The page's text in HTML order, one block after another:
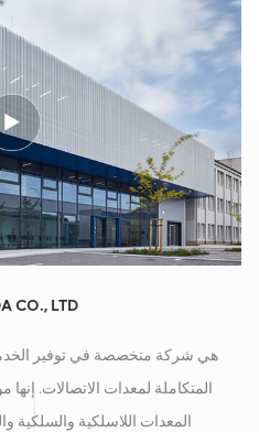
CO., LTD
المتكاملة لمعدات الاتصالات.
المعدات اللاسلكية والسلكية